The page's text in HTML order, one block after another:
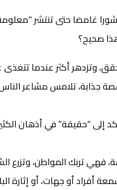
غامضا حتى تنتشر
صحيح؟
وتزدهر أكثر عندما
جذابة، تلامس مشاعر
“حقيقة” في أذهان
فهي تربك المواطن،
أو جهات، أو إثارة